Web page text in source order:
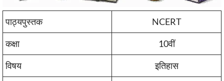
पाठ्यपुस्तक
NCERT
कक्षा
10वीं
विषय
इतिहास